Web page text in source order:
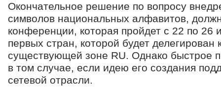
Окончательное решение по вопросу
символов национальных алфавитов,
конференции, которая пройдет с 22 по 26
первых стран, которой будет
существующей зоне RU. Однако быстрое
в том случае, если идею его создания
сетевой отрасли.